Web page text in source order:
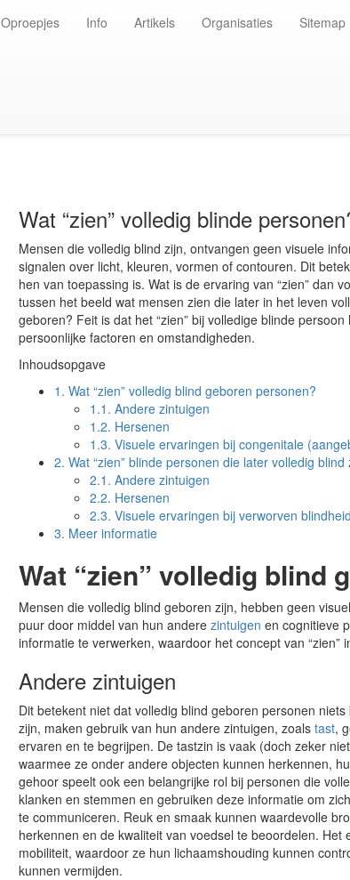
Oproepjes Info Artikels Organisaties Sitemap
Wat “zien” volledig blinde
Mensen die volledig blind zijn, ontvangen geen visuele
signalen over licht, kleuren, vormen of contouren. Dit
hen van toepassing is. Wat is de ervaring van “zien” dan
tussen het beeld wat mensen zien die later in het leven
geboren? Feit is dat het “zien” bij volledige blinde
persoonlijke factoren en omstandigheden.
Inhoudsopgave
1. Wat “zien” volledig blind geboren personen?
1.1. Andere zintuigen
1.2. Hersenen
1.3. Visuele ervaringen bij congenitale
2. Wat “zien” blinde personen die later volledig
2.1. Andere zintuigen
2.2. Hersenen
2.3. Visuele ervaringen bij verworven blindheid
3. Meer informatie
Wat “zien” volledig blind
Mensen die volledig blind geboren zijn, hebben geen
puur door middel van hun andere zintuigen en cognitieve
informatie te verwerken, waardoor het concept van
Andere zintuigen
Dit betekent niet dat volledig blind geboren personen
zijn, maken gebruik van hun andere zintuigen, zoals tast,
ervaren en te begrijpen. De tastzin is vaak (doch zeker
waarmee ze onder andere objecten kunnen herkennen,
gehoor speelt ook een belangrijke rol bij personen die
klanken en stemmen en gebruiken deze informatie om
te communiceren. Reuk en smaak kunnen waardevolle
herkennen en de kwaliteit van voedsel te beoordelen.
mobiliteit, waardoor ze hun lichaamshouding kunnen
kunnen vermijden.